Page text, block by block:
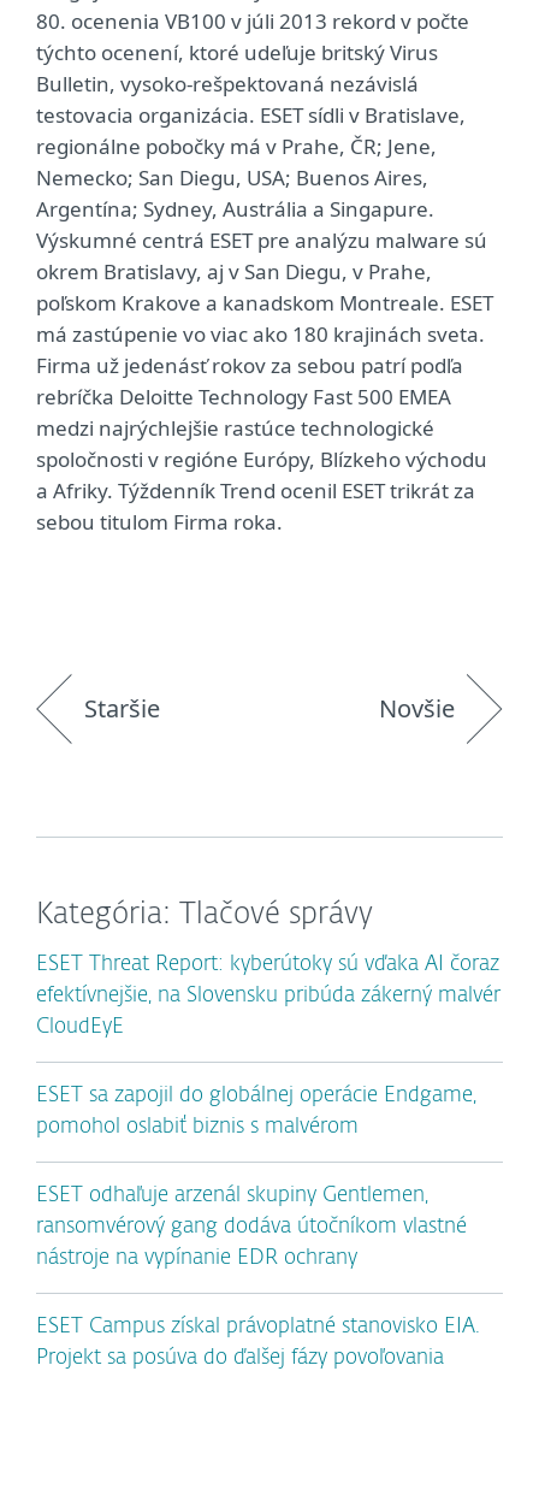
80. ocenenia VB100 v júli 2013 rekord v počte
týchto ocenení, ktoré udeľuje britský Virus
Bulletin, vysoko-rešpektovaná nezávislá
testovacia organizácia. ESET sídli v Bratislave,
regionálne pobočky má v Prahe, ČR; Jene,
Nemecko; San Diegu, USA; Buenos Aires,
Argentína; Sydney, Austrália a Singapure.
Výskumné centrá ESET pre analýzu malware sú
okrem Bratislavy, aj v San Diegu, v Prahe,
poľskom Krakove a kanadskom Montreale. ESET
má zastúpenie vo viac ako 180 krajinách sveta.
Firma už jedenásť rokov za sebou patrí podľa
rebríčka Deloitte Technology Fast 500 EMEA
medzi najrýchlejšie rastúce technologické
spoločnosti v regióne Európy, Blízkeho východu
a Afriky. Týždenník Trend ocenil ESET trikrát za
sebou titulom Firma roka.
Staršie Novšie
Kategória: Tlačové správy
ESET Threat Report: kyberútoky sú vďaka AI čoraz
efektívnejšie, na Slovensku pribúda zákerný malvér
CloudEyE
ESET sa zapojil do globálnej operácie Endgame,
pomohol oslabiť biznis s malvérom
ESET odhaľuje arzenál skupiny Gentlemen,
ransomvérový gang dodáva útočníkom vlastné
nástroje na vypínanie EDR ochrany
ESET Campus získal právoplatné stanovisko EIA.
Projekt sa posúva do ďalšej fázy povoľovania